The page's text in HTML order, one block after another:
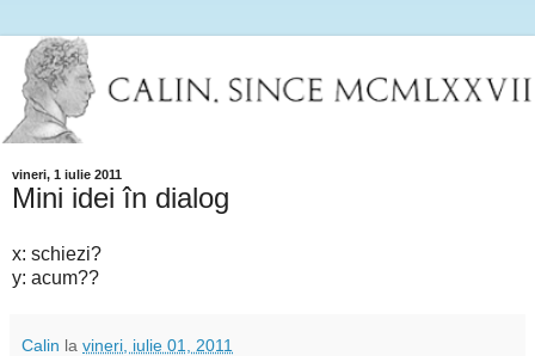
vineri, 1 iulie 2011
Mini idei în dialog
x: schiezi?
y: acum??
Calin la vineri, iulie 01, 2011